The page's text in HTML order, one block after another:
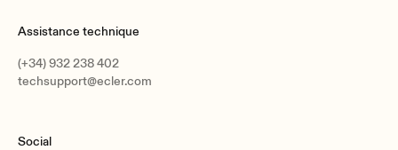
Assistance technique
(+34) 932 238 402
techsupport@ecler.com
Social